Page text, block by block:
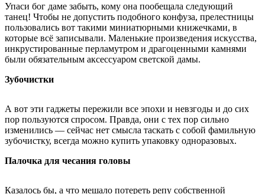
Упаси бог даме забыть, кому она пообещала следующий
танец! Чтобы не допустить подобного конфуза, прелестницы
пользовались вот такими миниатюрными книжечками, в
которые всё записывали. Маленькие произведения искусства,
инкрустированные перламутром и драгоценными камнями
были обязательным аксессуаром светской дамы.
Зубочистки
А вот эти гаджеты пережили все эпохи и невзгоды и до сих
пор пользуются спросом. Правда, они с тех пор сильно
изменились — сейчас нет смысла таскать с собой фамильную
зубочистку, всегда можно купить упаковку одноразовых.
Палочка для чесания головы
Казалось бы, а что мешало потереть репу собственной